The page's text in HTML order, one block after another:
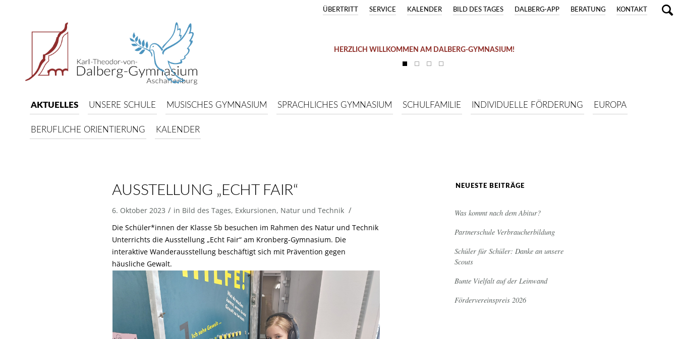
KONTAKT
BERATUNG
DALBERG-APP
BILD DES TAGES
KALENDER
SERVICE
ÜBERTRITT
HERZLICH WILLKOMMEN AM DALBERG-GYMNASIUM!
AKTUELLES UNSERE SCHULE MUSISCHES GYMNASIUM SPRACHLICHES GYMNASIUM SCHULFAMILIE INDIVIDUELLE FÖRDERUNG EUROPA
BERUFLICHE ORIENTIERUNG KALENDER
AUSSTELLUNG „ECHT FAIR“
6. Oktober 2023 / in Bild des Tages, Exkursionen, Natur und Technik /
Die Schüler*innen der Klasse 5b besuchen im Rahmen des Natur und Technik
Unterrichts die Ausstellung „Echt Fair“ am Kronberg-Gymnasium. Die
interaktive Wanderausstellung beschäftigt sich mit Prävention gegen
häusliche Gewalt.
NEUESTE BEITRÄGE
Was kommt nach dem Abitur?
Partnerschule Verbraucherbildung
Schüler für Schüler: Danke an unsere
Scouts
Bunte Vielfalt auf der Leinwand
Fördervereinspreis 2026